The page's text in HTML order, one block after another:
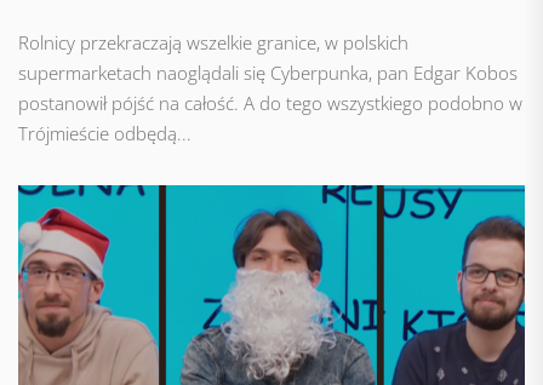
Rolnicy przekraczają wszelkie granice, w polskich
supermarketach naoglądali się Cyberpunka, pan Edgar Kobos
postanowił pójść na całość. A do tego wszystkiego podobno w
Trójmieście odbędą...